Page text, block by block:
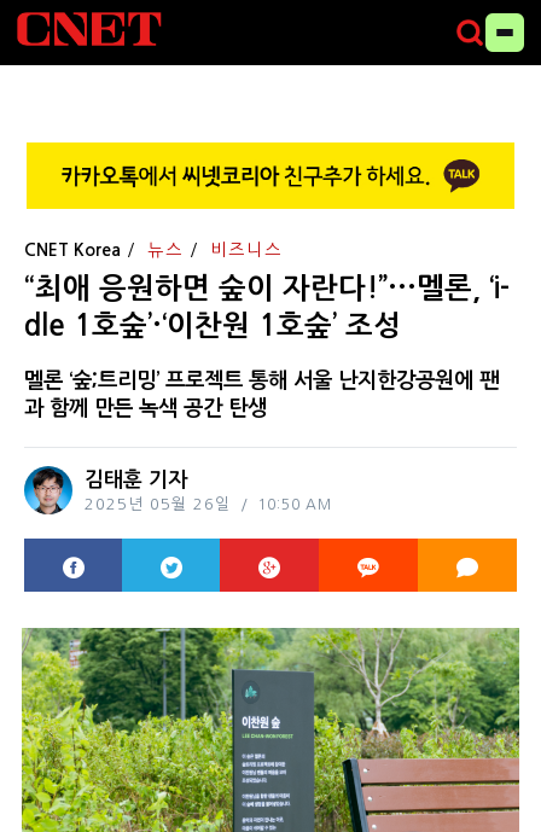
CNET Korea 뉴스 비즈니스
“최애 응원하면 숲이 자란다!”···멜론, ‘i-
dle 1호숲’·‘이찬원 1호숲’ 조성
멜론 ‘숲;트리밍’ 프로젝트 통해 서울 난지한강공원에 팬
과 함께 만든 녹색 공간 탄생
김태훈 기자
2025년 05월 26일 10:50 AM